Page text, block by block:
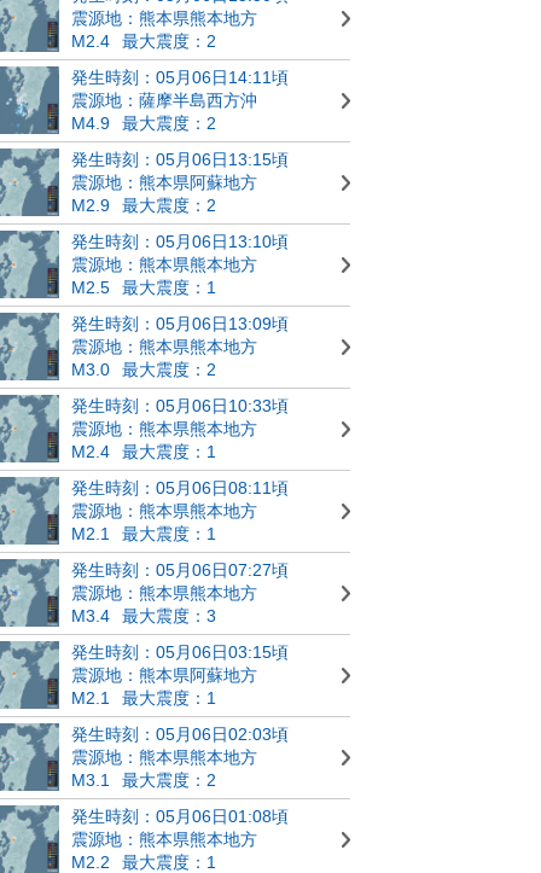
震源地：熊本県熊本地方
M2.4
最大震度：2
発生時刻：05月06日14:11頃
震源地：薩摩半島西方沖
M4.9
最大震度：2
発生時刻：05月06日13:15頃
震源地：熊本県阿蘇地方
M2.9
最大震度：2
発生時刻：05月06日13:10頃
震源地：熊本県熊本地方
M2.5
最大震度：1
発生時刻：05月06日13:09頃
震源地：熊本県熊本地方
M3.0
最大震度：2
発生時刻：05月06日10:33頃
震源地：熊本県熊本地方
M2.4
最大震度：1
発生時刻：05月06日08:11頃
震源地：熊本県熊本地方
M2.1
最大震度：1
発生時刻：05月06日07:27頃
震源地：熊本県熊本地方
M3.4
最大震度：3
発生時刻：05月06日03:15頃
震源地：熊本県阿蘇地方
M2.1
最大震度：1
発生時刻：05月06日02:03頃
震源地：熊本県熊本地方
M3.1
最大震度：2
発生時刻：05月06日01:08頃
震源地：熊本県熊本地方
M2.2
最大震度：1